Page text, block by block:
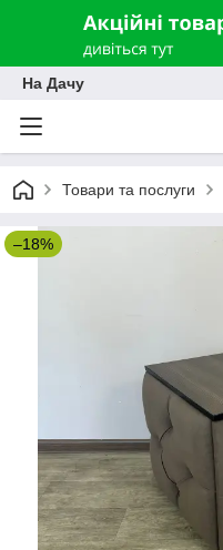
На Дачу
Товари та послуги
–18%